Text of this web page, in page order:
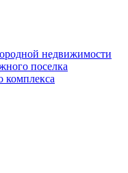
недвижимости
поселка
комплекса